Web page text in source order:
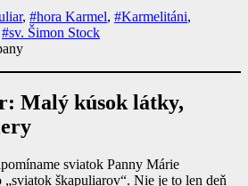
, #hora Karmel, #Karmelitáni,
#sv. Šimon Stock
Malý kúsok látky,
sviatok Panny Márie
škapuliarov“. Nie je to len deň